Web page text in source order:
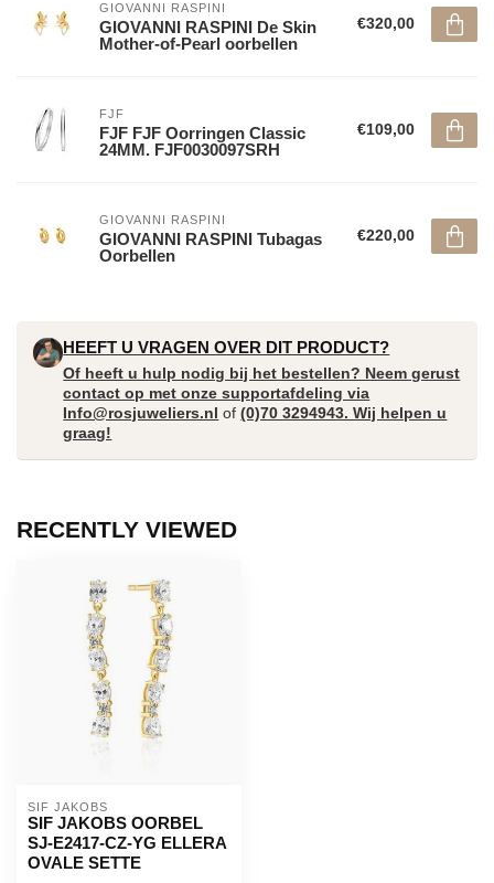
GIOVANNI RASPINI
GIOVANNI RASPINI De Skin
Mother-of-Pearl oorbellen
€320,00
FJF
FJF FJF Oorringen Classic
24MM. FJF0030097SRH
€109,00
GIOVANNI RASPINI
GIOVANNI RASPINI Tubagas
Oorbellen
€220,00
HEEFT U VRAGEN OVER DIT PRODUCT?
Of heeft u hulp nodig bij het bestellen? Neem gerust
contact op met onze supportafdeling via
Info@rosjuweliers.nl of(0)70 3294943. Wij helpen u
graag!
RECENTLY VIEWED
SIF JAKOBS
SIF JAKOBS OORBEL
SJ-E2417-CZ-YG ELLERA
OVALE SETTE